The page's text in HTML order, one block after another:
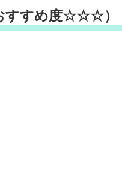
すすめ度☆☆☆）